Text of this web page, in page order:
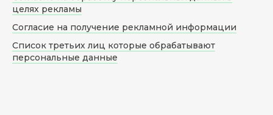
целях рекламы
Согласие на получение рекламной информации
Список третьих лиц которые обрабатывают
персональные данные